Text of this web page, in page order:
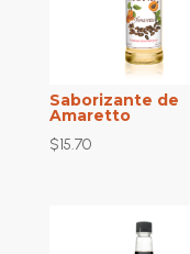
Saborizante de
Amaretto
$15.70